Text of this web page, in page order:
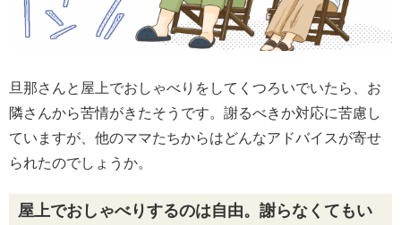
旦那さんと屋上でおしゃべりをしてくつろいでいたら、お
隣さんから苦情がきたそうです。謝るべきか対応に苦慮し
ていますが、他のママたちからはどんなアドバイスが寄せ
られたのでしょうか。
屋上でおしゃべりするのは自由。謝らなくてもい